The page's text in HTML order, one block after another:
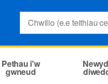
Search:
Pethau i'w
gwneud